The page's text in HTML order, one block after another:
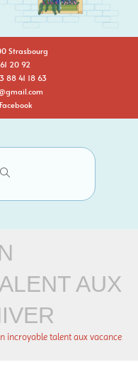
Strasbourg
20 92
88 41 18 63
AUX
incroyable talent aux vacances